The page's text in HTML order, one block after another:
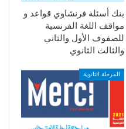
بنك أسئلة فرنشاوي قواعد و
مواقف اللغة الفرنسية
للصفوف الأول والثاني
والثالث الثانوي
المرحلة الثانوية